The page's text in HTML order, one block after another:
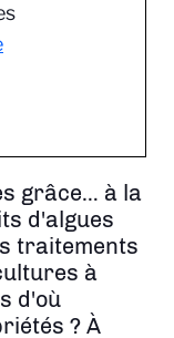
grâce… à la
d'algues
traitements
à
d'où
? À